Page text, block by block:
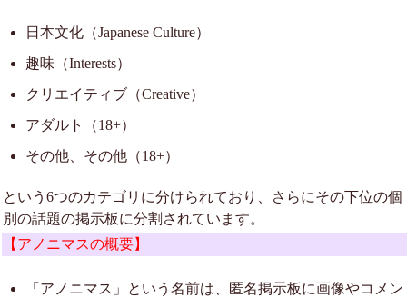
日本文化（Japanese Culture）
趣味（Interests）
クリエイティブ（Creative）
アダルト（18+）
その他、その他（18+）
という6つのカテゴリに分けられており、さらにその下位の個
別の話題の掲示板に分割されています。
【アノニマスの概要】
「アノニマス」という名前は、匿名掲示板に画像やコメン